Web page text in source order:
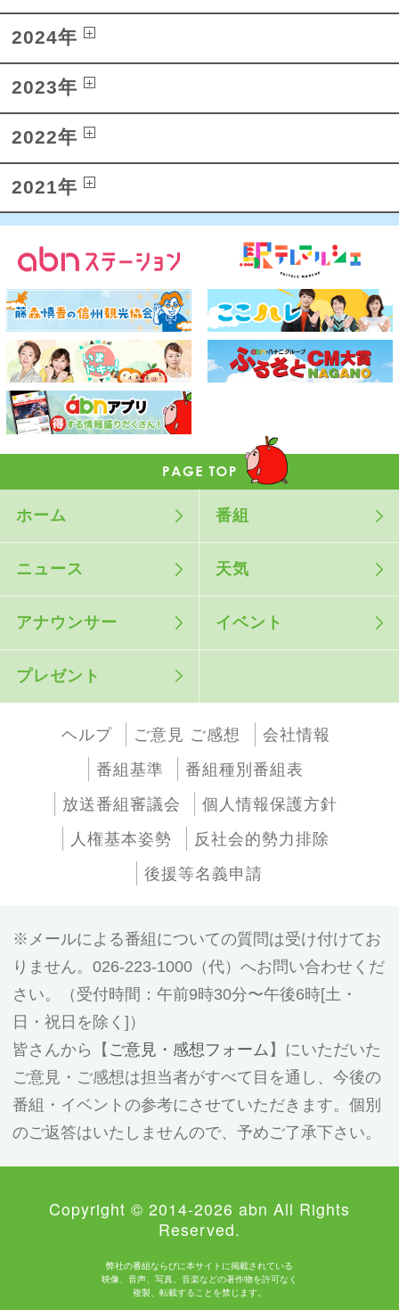
2024年
2023年
2022年
2021年
ホーム 番組
ニュース 天気
アナウンサー イベント
プレゼント
ヘルプ ご意見 ご感想
会社情報
番組基準
番組種別番組表
放送番組審議会
個人情報保護方針
人権基本姿勢
反社会的勢力排除
後援等名義申請
メールによる番組についての質問は受け付けてお
りません。026-223-1000（代）へお問い合わせくだ
さい。（受付時間：午前9時30分〜午後6時[土・
日・祝日を除く]）
皆さんから【 ご意見・感想フォーム 】にいただいた
ご意見・ご感想は担当者がすべて目を通し、今後の
番組・イベントの参考にさせていただきます。個別
のご返答はいたしませんので、予めご了承下さい。
Copyright © 2014-2026 abn All Rights
Reserved.
弊社の番組ならびに本サイトに掲載されている
映像、音声、写真、音楽などの著作物を許可なく
複製、転載することを禁じます。